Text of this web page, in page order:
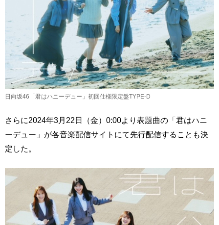
日向坂46「君はハニーデュー」初回仕様限定盤TYPE-D
さらに2024年3月22日（金）0:00より表題曲の「君はハニ
ーデュー」が各音楽配信サイトにて先行配信することも決
定した。